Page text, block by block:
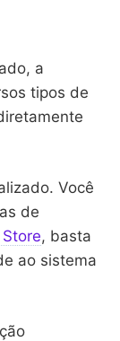
a
tipos de
Você
de
, basta
ao sistema